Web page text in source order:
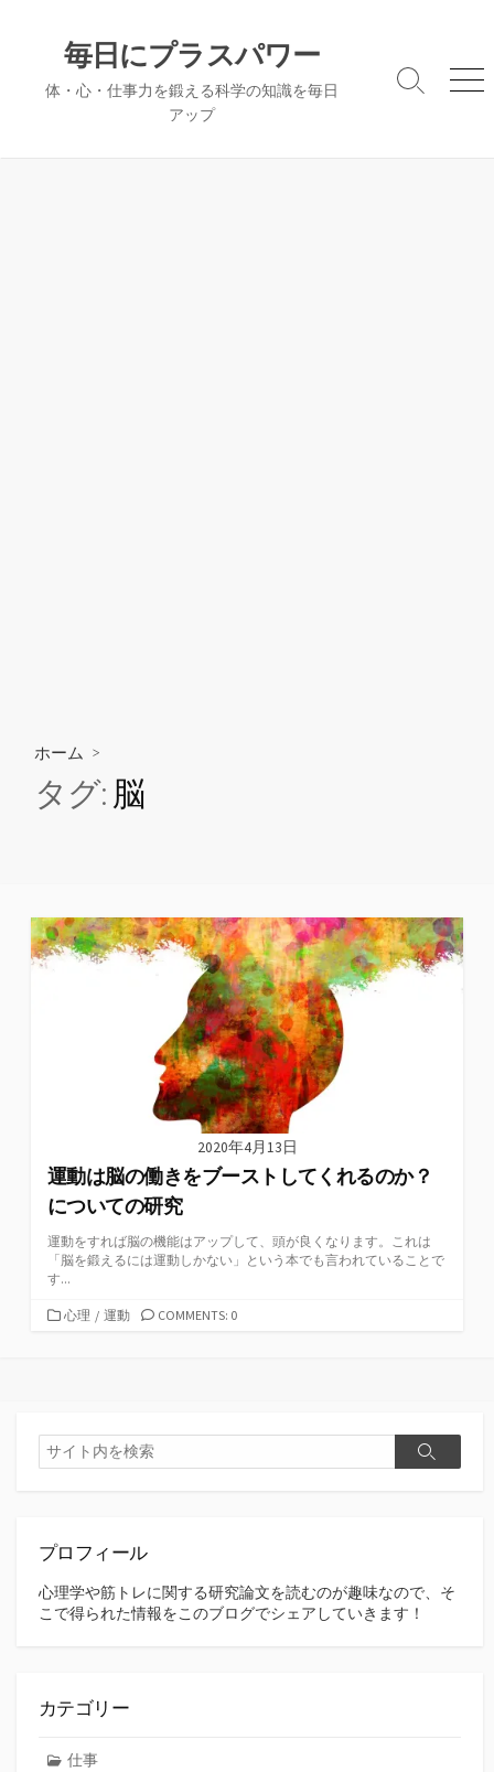
毎日にプラスパワー
体・心・仕事力を鍛える科学の知識を毎日
アップ
検
メ
ホーム >
タグ: 脳
2020年4月13日
運動は脳の働きをブーストしてくれるのか？
についての研究
運動をすれば脳の機能はアップして、頭が良くなります。これは
「脳を鍛えるには運動しかない」という本でも言われていることで
す...
カ心理 / 運動 COMMENTS: 0
検
索
検
プロフィール
心理学や筋トレに関する研究論文を読むのが趣味なので、そ
こで得られた情報をこのブログでシェアしていきます！
カテゴリー
仕事